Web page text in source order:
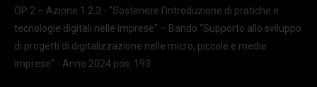
OP 2 – Azione 1.2.3 - "Sostenere l'introduzione di pratiche e
tecnologie digitali nelle imprese” – Bando “Supporto allo sviluppo
di progetti di digitalizzazione nelle micro, piccole e medie
imprese” - Anno 2024 pos. 193